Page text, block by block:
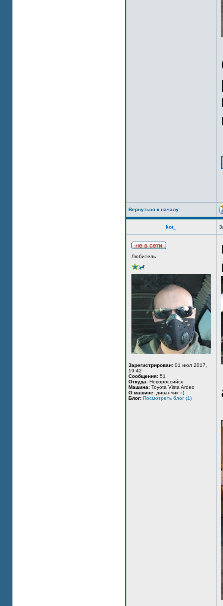
Вернуться к началу
kot_
Любитель
Зарегистрирован: 01 июл 2017,
19:42
Сообщения: 51
Откуда: Новороссийск
Машина: Toyota Vista Ardeo
О машине: диванчик =)
Блог: Посмотреть блог (1)